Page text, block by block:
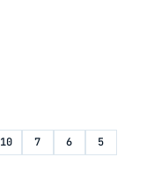
10 7 6
5